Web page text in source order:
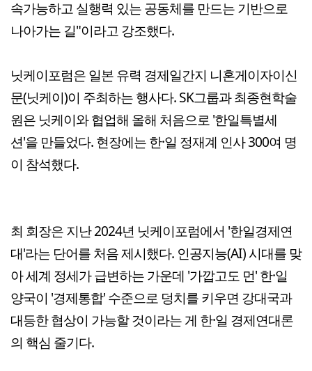
속가능하고 실행력 있는 공동체를 만드는 기반으로
나아가는 길"이라고 강조했다.
닛케이포럼은 일본 유력 경제일간지 니혼게이자이신
문(닛케이)이 주최하는 행사다. SK그룹과 최종현학술
원은 닛케이와 협업해 올해 처음으로 '한일특별세
션'을 만들었다. 현장에는 한·일 정재계 인사 300여 명
이 참석했다.
최 회장은 지난 2024년 닛케이포럼에서 '한일경제연
대'라는 단어를 처음 제시했다. 인공지능(AI) 시대를 맞
아 세계 정세가 급변하는 가운데 '가깝고도 먼' 한·일
양국이 '경제통합' 수준으로 덩치를 키우면 강대국과
대등한 협상이 가능할 것이라는 게 한·일 경제연대론
의 핵심 줄기다.